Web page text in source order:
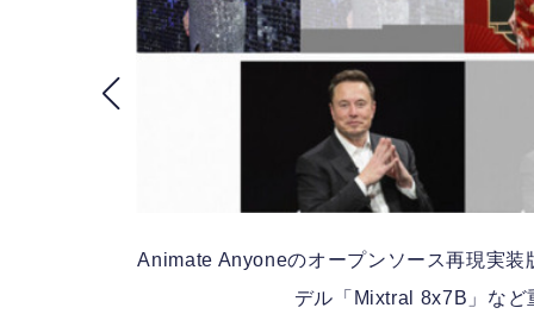
Animate Anyoneのオープンソース再現実
デル「Mixtral 8x7B」など